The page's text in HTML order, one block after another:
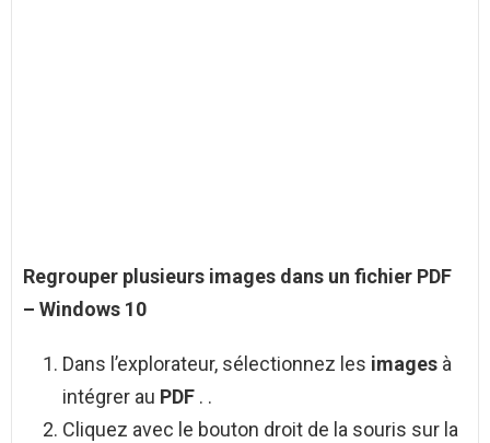
Regrouper plusieurs images dans un fichier PDF
– Windows 10
Dans l’explorateur, sélectionnez les images à
intégrer au PDF . .
Cliquez avec le bouton droit de la souris sur la